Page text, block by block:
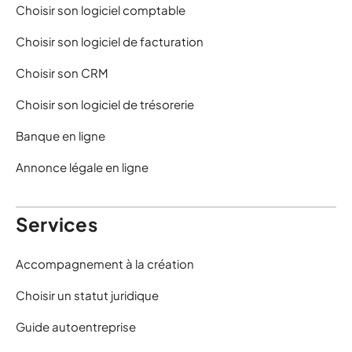
Choisir son logiciel comptable
Choisir son logiciel de facturation
Choisir son CRM
Choisir son logiciel de trésorerie
Banque en ligne
Annonce légale en ligne
Services
Accompagnement à la création
Choisir un statut juridique
Guide autoentreprise